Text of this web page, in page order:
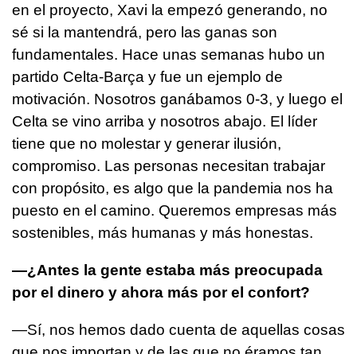
en el proyecto, Xavi la empezó generando, no
sé si la mantendrá, pero las ganas son
fundamentales. Hace unas semanas hubo un
partido Celta-Barça y fue un ejemplo de
motivación. Nosotros ganábamos 0-3, y luego el
Celta se vino arriba y nosotros abajo. El líder
tiene que no molestar y generar ilusión,
compromiso. Las personas necesitan trabajar
con propósito, es algo que la pandemia nos ha
puesto en el camino. Queremos empresas más
sostenibles, más humanas y más honestas.
—¿Antes la gente estaba más preocupada
por el dinero y ahora más por el confort?
—Sí, nos hemos dado cuenta de aquellas cosas